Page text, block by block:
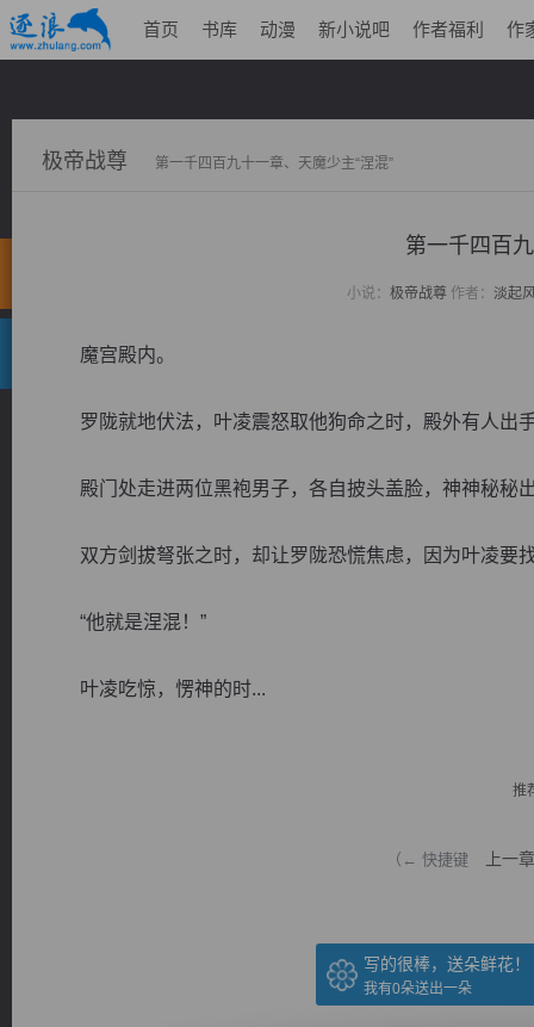
首页 书库 动漫 新小说吧 作者福利 作
极帝战尊 第一千四百九十一章、天魔少主“涅混”
第一千四百
小说： 极帝战尊作者： 淡起
魔宫殿内。
罗陇就地伏法，叶凌震怒取他狗命之时，殿外有人出
殿门处走进两位黑袍男子，各自披头盖脸，神神秘秘
双方剑拔弩张之时，却让罗陇恐慌焦虑，因为叶凌要
“他就是涅混！”
叶凌吃惊，愣神的时...
推
（← 快捷键 上一章
写的很棒，送朵鲜花！
我有0朵送出一朵